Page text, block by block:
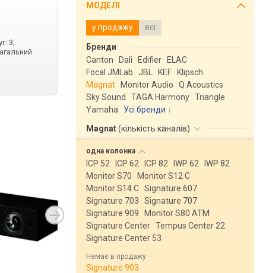
3;
МОДЕЛІ
у продажу всі
Бренди
Canton
Dali Edifier
ELAC
Focal JMLab
JBL KEF
Klipsch
Magnat
Monitor Audio
Q Acoustics
Sky Sound
TAGA Harmony Triangle
Yamaha
Усі бренди
Magnat(кількість каналів)
одна колонка
ICP 52 ICP 62 ICP 82 IWP 62
IWP 82
Monitor S70
Monitor S12 C
Monitor S14 C Signature 607
Signature 703
Signature 707
Signature 909
Monitor S80 ATM
Signature Center Tempus Center 22
Signature Center 53
Немає в продажу
Signature 903